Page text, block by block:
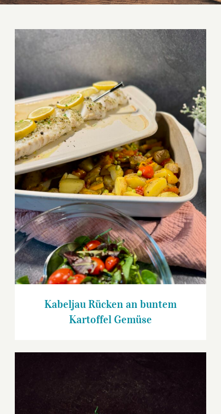
Kabeljau Rücken an buntem Kartoffel
Gemüse
Kabeljau Rücken an buntem
Kartoffel Gemüse